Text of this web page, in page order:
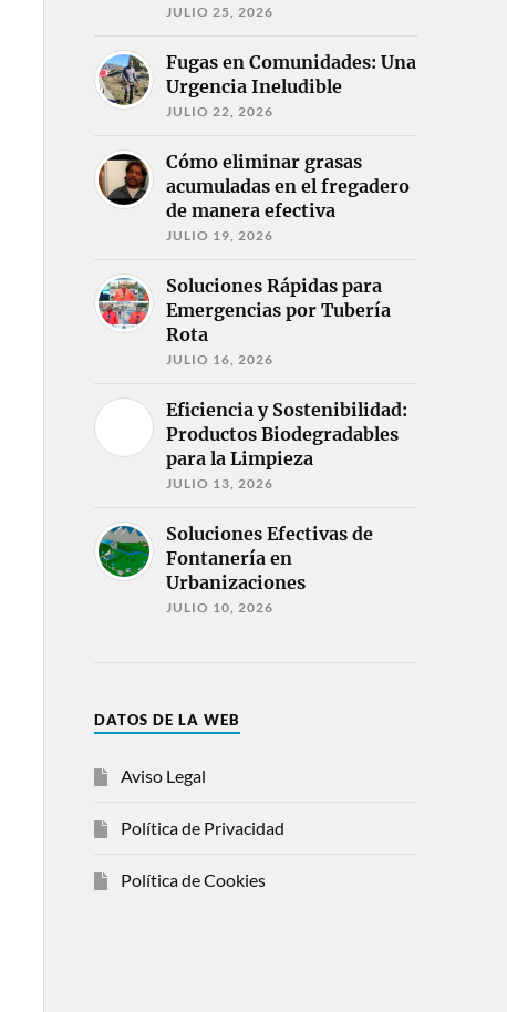
JULIO 25, 2026
Fugas en Comunidades: Una
Urgencia Ineludible
JULIO 22, 2026
Cómo eliminar grasas
acumuladas en el fregadero
de manera efectiva
JULIO 19, 2026
Soluciones Rápidas para
Emergencias por Tubería
Rota
JULIO 16, 2026
Eficiencia y Sostenibilidad:
Productos Biodegradables
para la Limpieza
JULIO 13, 2026
Soluciones Efectivas de
Fontanería en
Urbanizaciones
JULIO 10, 2026
DATOS DE LA WEB
Aviso Legal
Política de Privacidad
Política de Cookies